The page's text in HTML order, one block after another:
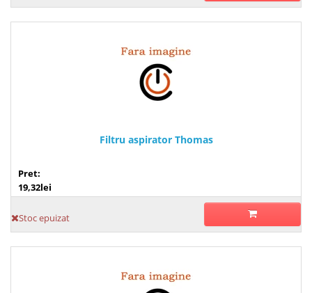
Filtru aspirator Thomas
Pret:
19,32lei
Stoc epuizat